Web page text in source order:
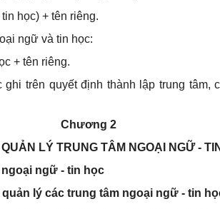
học) + tên riêng.
ngữ và tin học:
+ tên riêng.
trên quyết định thành lập trung tâm,
Chương 2
LÝ TRUNG TÂM NGOẠI NGỮ -
ngữ - tin học
lý các trung tâm ngoại ngữ - tin